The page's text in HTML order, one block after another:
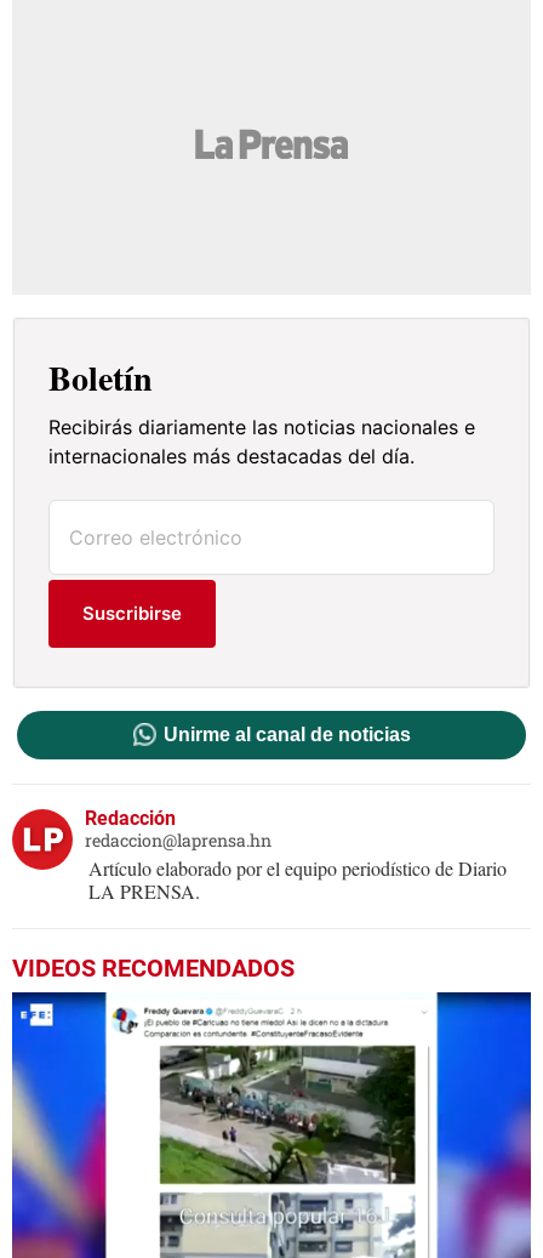
Boletín
Recibirás diariamente las noticias nacionales e
internacionales más destacadas del día.
Suscribirse
Unirme al canal de noticias
Redacción
redaccion@laprensa.hn
Artículo elaborado por el equipo periodístico de Diario
LA PRENSA.
VIDEOS RECOMENDADOS